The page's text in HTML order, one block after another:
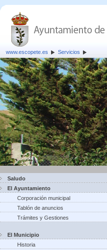
www.escopete.es Servicios
Saludo
El Ayuntamiento
Corporación municipal
Tablón de anuncios
Trámites y Gestiones
El Municipio
Historia